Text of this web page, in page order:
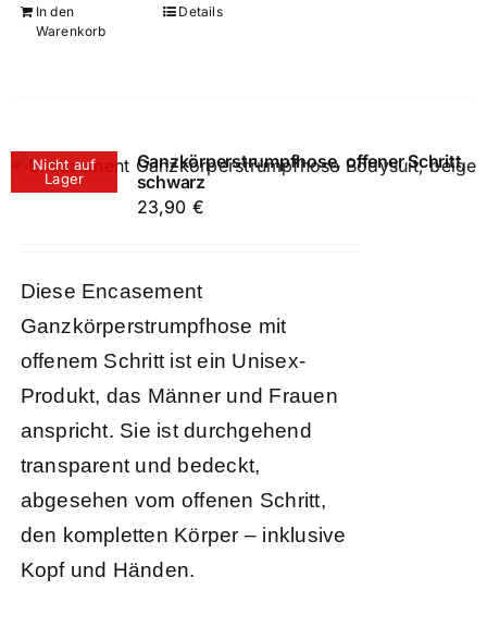
In den
Warenkorb
Details
Nicht auf
Lager
Ganzkörperstrumpfhose, offener Schritt,
schwarz
23,90 €
Diese Encasement
Ganzkörperstrumpfhose mit
offenem Schritt ist ein Unisex-
Produkt, das Männer und Frauen
anspricht. Sie ist durchgehend
transparent und bedeckt,
abgesehen vom offenen Schritt,
den kompletten Körper – inklusive
Kopf und Händen.